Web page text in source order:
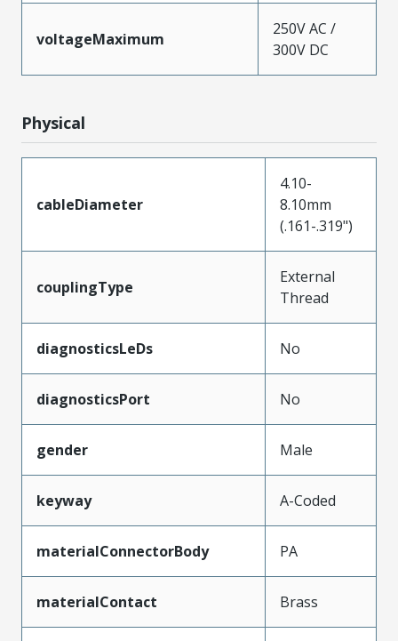
voltageMaximum
250V AC /
300V DC
Physical
cableDiameter
4.10-
8.10mm
(.161-.319")
couplingType
External
Thread
diagnosticsLeDs No
diagnosticsPort No
gender Male
keyway A-Coded
materialConnectorBody PA
materialContact Brass